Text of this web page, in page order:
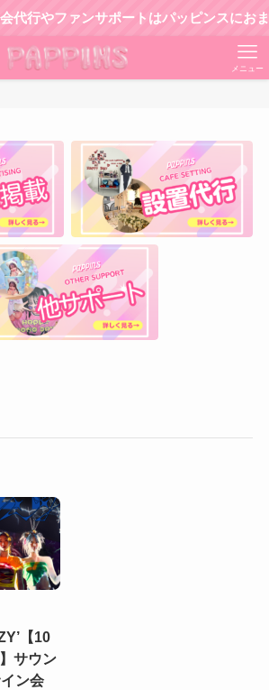
代行やファンサポートはパッピンスにおま
メニュー
【10
サウン
ン会